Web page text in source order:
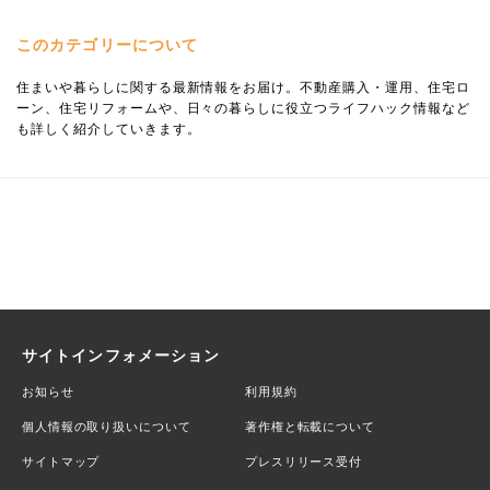
このカテゴリーについて
住まいや暮らしに関する最新情報をお届け。不動産購入・運用、住宅ロ
ーン、住宅リフォームや、日々の暮らしに役立つライフハック情報など
も詳しく紹介していきます。
サイトインフォメーション
お知らせ 利用規約
個人情報の取り扱いについて 著作権と転載について
サイトマップ プレスリリース受付